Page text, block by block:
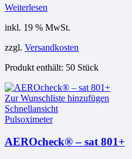
Weiterlesen
inkl. 19 % MwSt.
zzgl. Versandkosten
Produkt enthält: 50 Stück
Zur Wunschliste hinzufügen
Schnellansicht
Pulsoximeter
AEROcheck® – sat 801+